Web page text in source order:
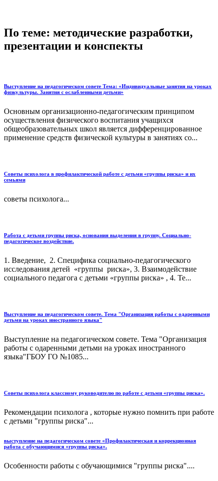
По теме: методические разработки,
презентации и конспекты
Выступление на педагогическом совете Тема: «Индивидуальные занятия на уроках
физкультуры. Занятия с ослабленными детьми»
Основным организационно-педагогическим принципом
осуществления физического воспитания учащихся
общеобразовательных школ является дифференцированное
применение средств физической культуры в занятиях со...
Советы психолога в профилактической работе с детьми «группы риска» и их
семьями
советы психолога...
Работа с детьми группы риска, основания выделения в группу. Социально-
педагогическое воздействие.
1. Введение, 2. Специфика социально-педагогического
исследования детей «группы риска», 3. Взаимодействие
социального педагога с детьми «группы риска» , 4. Те...
Выступление на педагогическом совете. Тема "Организация работы с одаренными
детьми на уроках иностранного языка"
Выступление на педагогическом совете. Тема "Организация
работы с одаренными детьми на уроках иностранного
языка"ГБОУ ГО №1085...
Советы психолога классному руководителю по работе с детьми «группы риска».
Рекомендации психолога , которые нужно помнить при работе
с детьми "группы риска"...
выступление на педагогическом совете «Профилактическая и коррекционная
работа с обучающимися «группы риска».
Особенности работы с обучающимися "группы риска"....